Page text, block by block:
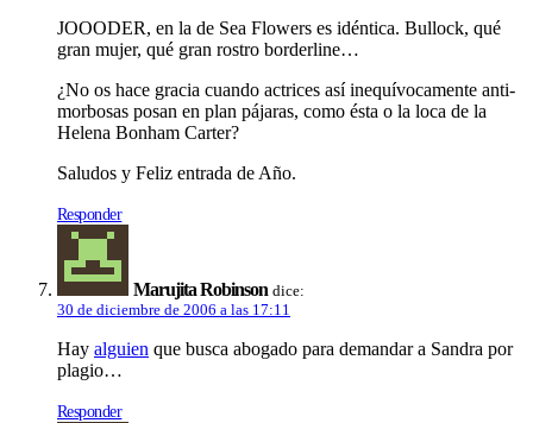
JOOODER, en la de Sea Flowers es idéntica. Bullock, qué
gran mujer, qué gran rostro borderline…
¿No os hace gracia cuando actrices así inequívocamente anti-
morbosas posan en plan pájaras, como ésta o la loca de la
Helena Bonham Carter?
Saludos y Feliz entrada de Año.
Responder
Marujita Robinson dice:
30 de diciembre de 2006 a las 17:11
Hay alguien que busca abogado para demandar a Sandra por
plagio…
Responder